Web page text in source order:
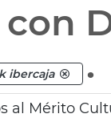
ibercaja .
al Mérito